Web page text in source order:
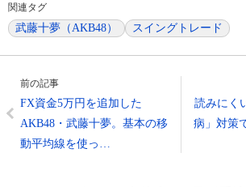
関連タグ
武藤十夢（AKB48） スイングトレード
前の記事
FX資金5万円を追加した
AKB48・武藤十夢。基本の移
動平均線を使っ…
読みにく
病」対策